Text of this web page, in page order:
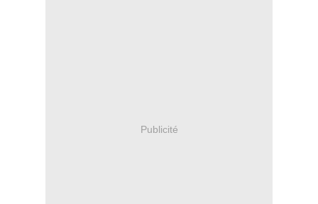
Publicité